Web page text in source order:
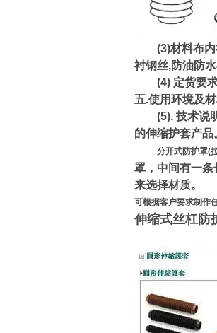
(3)材料布内衬
衬钢丝,防油防
(4) 定货要求:
五.使用环境及
(5). 技术说明
的伸缩护套产品
分开式防护罩(
罩，中间有一
来选择材质。
可根据客户要求制作
伸缩式丝杠防